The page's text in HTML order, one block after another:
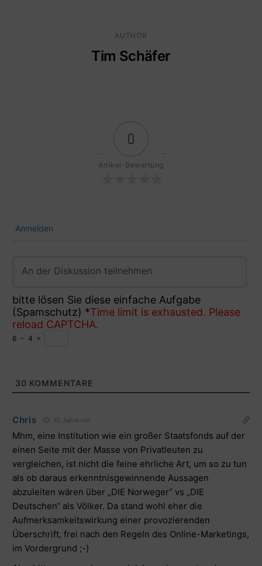
AUTHOR
Tim Schäfer
0
Artikel-Bewertung
Anmelden
bitte lösen Sie diese einfache Aufgabe
(Spamschutz) *Time limit is exhausted. Please
reload CAPTCHA.
6 − 4 =
30 KOMMENTARE
Chris 10 Jahre vor
Mhm, eine Institution wie ein großer Staatsfonds auf der
einen Seite mit der Masse von Privatleuten zu
vergleichen, ist nicht die feine ehrliche Art, um so zu tun
als ob daraus erkenntnisgewinnende Aussagen
abzuleiten wären über „DIE Norweger“ vs „DIE
Deutschen“ als Völker. Da stand wohl eher die
Aufmerksamkeitswirkung einer provozierenden
Überschrift, frei nach den Regeln des Online-Marketings,
im Vordergrund ;-)